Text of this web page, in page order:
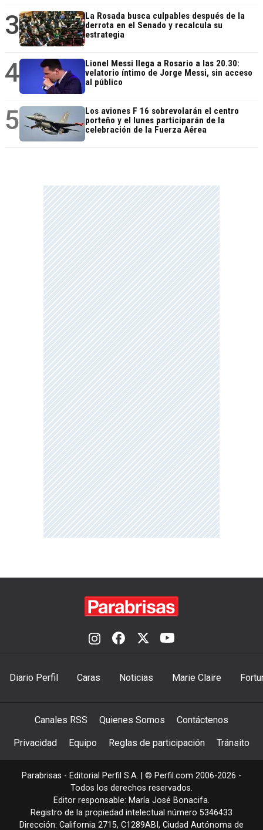
3
La Rosada busca culpables después de la
derrota en el Senado y recalcula su
estrategia
4
Lionel Messi llega a Rosario a las 20.30:
velatorio íntimo de Jorge Messi, sin acceso
al público
5
Los aviones F 16 sobrevolarán el centro
porteño y el lunes participarán de la
celebración de la Fuerza Aérea
Diario Perfil Caras Noticias Marie Claire
Canales RSS Quienes Somos Contáctenos
Privacidad Equipo Reglas de participación Tránsito
Parabrisas - Editorial Perfil S.A. | © Perfil.com 2006-2026 -
Todos los derechos reservados.
Editor responsable: María José Bonacifa.
Registro de la propiedad intelectual número 5346433
Dirección: California 2715, C1289ABI , Ciudad Autónoma de